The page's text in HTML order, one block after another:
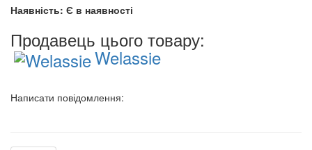
Наявність: Є в наявності
Продавець цього товару:
Welassie
Написати повідомлення: